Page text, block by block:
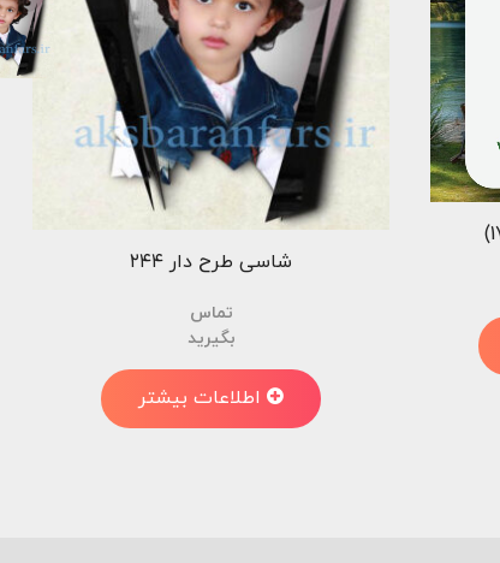
شاسی طرح دار ۲۴۴
تماس
بگیرید
اطلاعات بیشتر